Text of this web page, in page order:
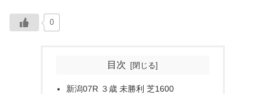
0
目次
新潟07R ３歳 未勝利 芝1600